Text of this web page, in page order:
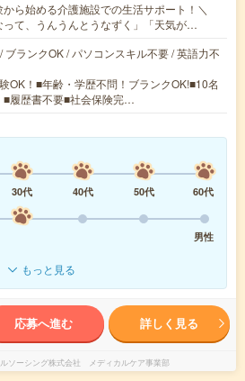
から始める介護施設での生活サポート！＼
って、うんうんとうなずく」「天気が…
ブランクOK / パソコンスキル不要 / 英語力不
OK！■年齢・学歴不問！ブランクOK!■10名
■履歴書不要■社会保険完…
30代 40代 50代
60代
男性
もっと見る
応募へ進む 詳しく見る
ソーシング株式会社 メディカルケア事業部